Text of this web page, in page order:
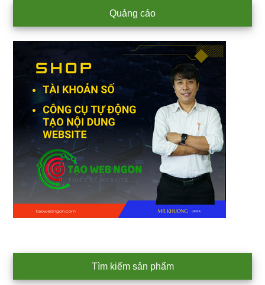
Sidebar
Quảng cáo
Tìm kiếm sản phẩm